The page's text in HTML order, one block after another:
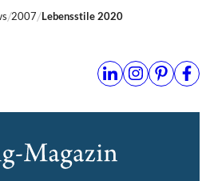
2007 Lebensstile 2020